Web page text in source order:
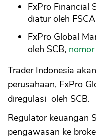
FxPro Financial
diatur oleh
FxPro Global
oleh SCB,
Trader Indonesia
perusahaan, FxPro
diregulasi oleh SCB.
Regulator keuangan
pengawasan ke